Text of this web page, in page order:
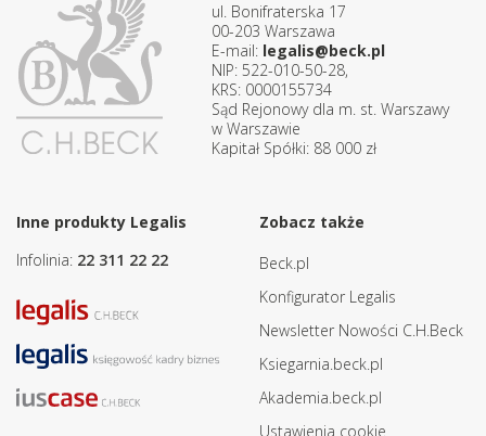
ul. Bonifraterska 17
00-203 Warszawa
E-mail: legalis@beck.pl
NIP: 522-010-50-28,
KRS: 0000155734
Sąd Rejonowy dla m. st. Warszawy
w Warszawie
Kapitał Spółki: 88 000 zł
Inne produkty Legalis
Infolinia: 22 311 22 22
Zobacz także
Beck.pl
Konfigurator Legalis
Newsletter Nowości C.H.Beck
Ksiegarnia.beck.pl
Akademia.beck.pl
Ustawienia cookie